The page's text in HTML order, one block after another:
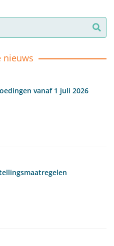
nieuws
vanaf 1 juli 2026